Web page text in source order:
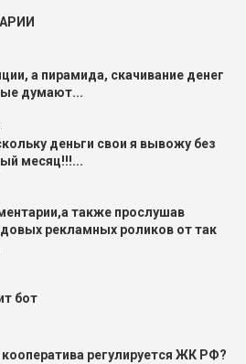
а пирамида, скачивание денег
думают...
деньги свои я вывожу без
месяц!!!...
также прослушав
рекламных роликов от так
бот
регулируется ЖК РФ?